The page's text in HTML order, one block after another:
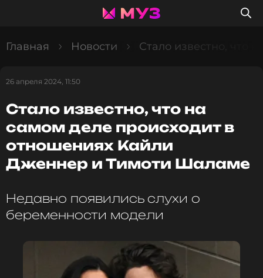
Главная Новости Стало известно, что
26 апреля 2024, 11:50
Стало известно, что на
самом деле происходит в
отношениях Кайли
Дженнер и Тимоти Шаламе
Недавно появились слухи о
беременности модели